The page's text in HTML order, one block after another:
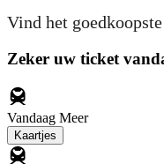
Vind het
Zeker uw ticket
Vandaag Meer
Kaartjes